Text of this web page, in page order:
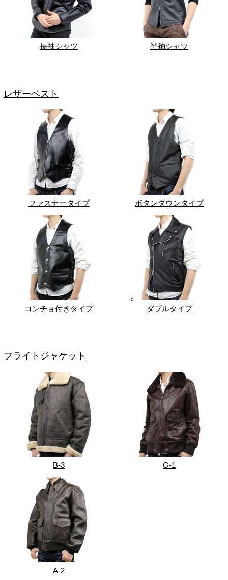
長袖シャツ 半袖シャツ
レザーベスト
ファスナータイプ ボタンダウンタイプ
コンチョ付きタイプ
<
ダブルタイプ
フライトジャケット
B-3 G-1
A-2